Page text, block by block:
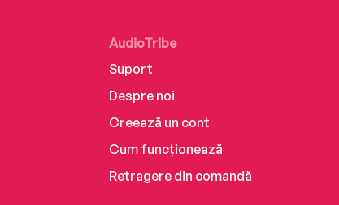
AudioTribe
Suport
Despre noi
Creează un cont
Cum funcționează
Retragere din comandă